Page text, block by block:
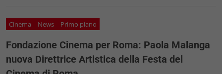
Cinema News Primo piano
Fondazione Cinema per Roma: Paola Malanga
nuova Direttrice Artistica della Festa del